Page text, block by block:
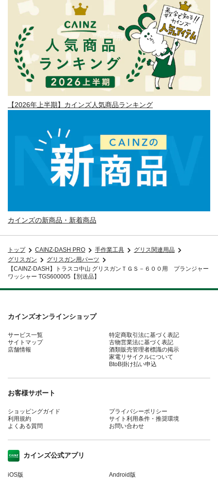
【2026年上半期】カインズ人気商品ランキング
カインズの新商品・新着商品
トップ CAINZ-DASH PRO 手作業工具
グリス関連用品
グリスガン
グリスガン用パーツ
【CAINZ-DASH】トラスコ中山 グリスガンＴＧＳ－６００用 プランジャー
ワッシャー TGS600005【別送品】
カインズオンラインショップ
サービス一覧
サイトマップ
店舗情報
特定商取引法に基づく表記
古物営業法に基づく表記
酒類販売管理者標識の掲示
家電リサイクルについて
BtoB掛け払い申込
お客様サポート
ショッピングガイド
利用規約
よくある質問
プライバシーポリシー
サイト利用条件・推奨環境
お問い合わせ
カインズ公式アプリ
iOS版 Android版